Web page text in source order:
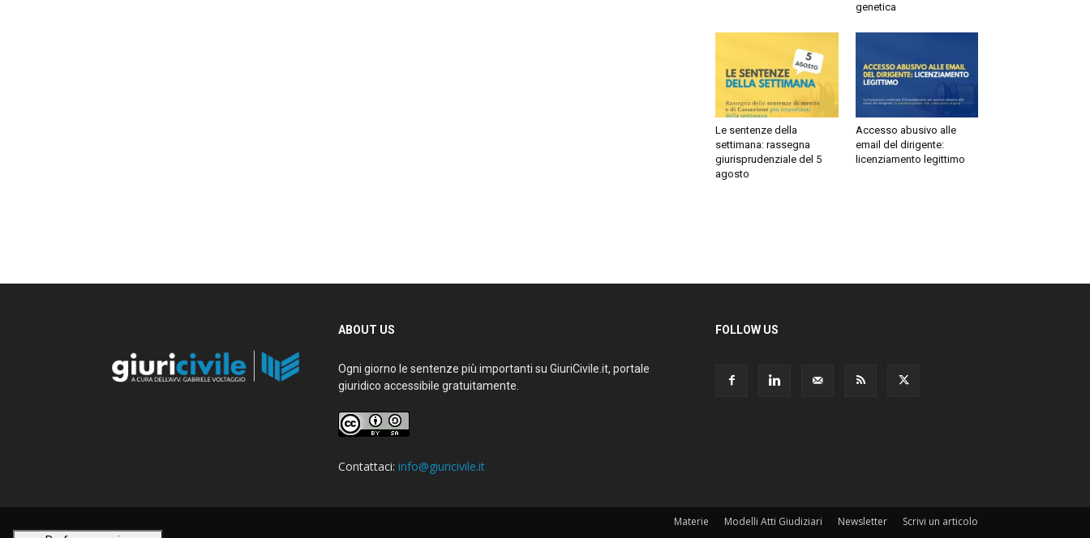
genetica
Le sentenze della
settimana: rassegna
giurisprudenziale del 5
agosto
Accesso abusivo alle
email del dirigente:
licenziamento legittimo
ABOUT US
Ogni giorno le sentenze più importanti su GiuriCivile.it, portale
giuridico accessibile gratuitamente.
Contattaci: info@giuricivile.it
FOLLOW US
Materie Modelli Atti Giudiziari Newsletter Scrivi un articolo